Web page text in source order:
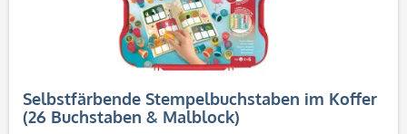
Selbstfärbende Stempelbuchstaben im Koffer
(26 Buchstaben & Malblock)